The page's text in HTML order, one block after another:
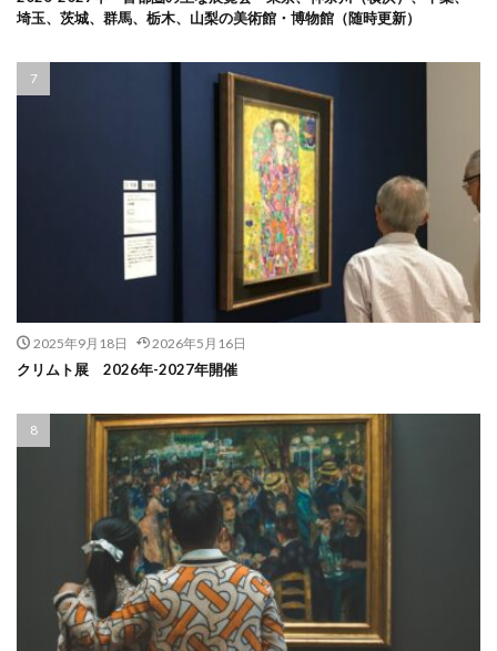
埼玉、茨城、群馬、栃木、山梨の美術館・博物館（随時更新）
2025年9月18日 2026年5月16日
クリムト展 2026年-2027年開催